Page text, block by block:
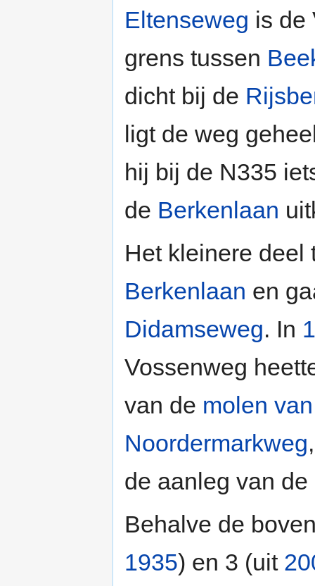
Eltenseweg is de
grens tussen
dicht bij de
ligt de weg
hij bij de N335
de Berkenlaan
Het kleinere deel
Berkenlaan en
Didamseweg. In
Vossenweg
van de molen
Noordermarkweg
de aanleg van
Behalve de
1935) en 3 (uit